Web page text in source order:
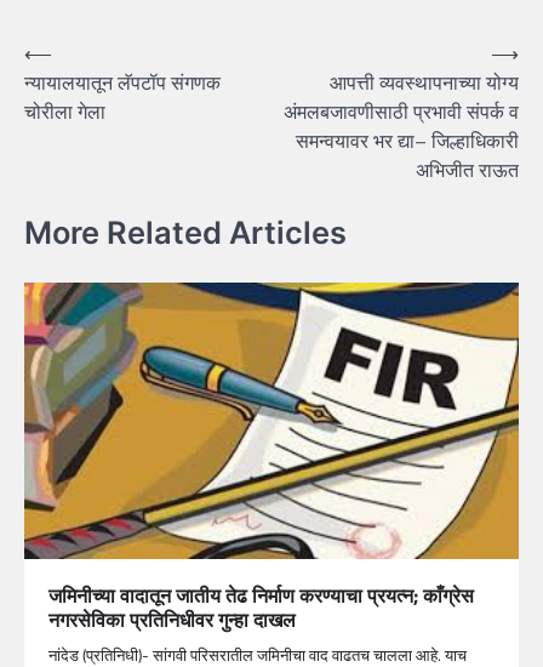
Post
navigation
⟵
न्यायालयातून लॅपटॉप संगणक
चोरीला गेला
आपत्ती व्यवस्थापनाच्या योग्य
अंमलबजावणीसाठी प्रभावी संपर्क व
समन्वयावर भर द्या– जिल्हाधिकारी
अभिजीत राऊत
⟶
More Related Articles
जमिनीच्या वादातून जातीय तेढ निर्माण करण्याचा प्रयत्न; काँग्रेस
नगरसेविका प्रतिनिधीवर गुन्हा दाखल
नांदेड (प्रतिनिधी)- सांगवी परिसरातील जमिनीचा वाद वाढतच चालला आहे. याच